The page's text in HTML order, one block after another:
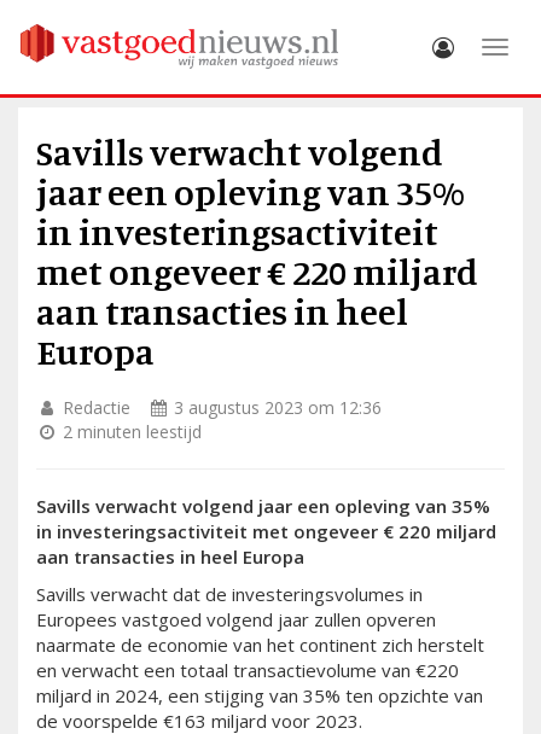
Savills verwacht volgend
jaar een opleving van 35%
in investeringsactiviteit
met ongeveer € 220 miljard
aan transacties in heel
Europa
Redactie
3 augustus 2023 om 12:36
2 minuten leestijd
Savills verwacht volgend jaar een opleving van 35%
in investeringsactiviteit met ongeveer € 220 miljard
aan transacties in heel Europa
Savills verwacht dat de investeringsvolumes in
Europees vastgoed volgend jaar zullen opveren
naarmate de economie van het continent zich herstelt
en verwacht een totaal transactievolume van €220
miljard in 2024, een stijging van 35% ten opzichte van
de voorspelde €163 miljard voor 2023.